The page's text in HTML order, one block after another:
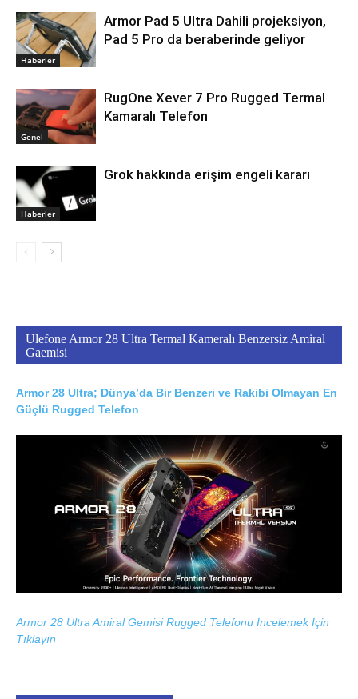
Haberler
Armor Pad 5 Ultra Dahili projeksiyon,
Pad 5 Pro da beraberinde geliyor
Genel
RugOne Xever 7 Pro Rugged Termal
Kamaralı Telefon
Haberler
Grok hakkında erişim engeli kararı
Ulefone Armor 28 Ultra Termal Kameralı Benzersiz Amiral
Gaemisi
Armor 28 Ultra; Dünya’da Bir Benzeri ve Rakibi Olmayan En
Güçlü Rugged Telefon
Armor 28 Ultra Amiral Gemisi Rugged Telefonu İncelemek İçin
Tıklayın